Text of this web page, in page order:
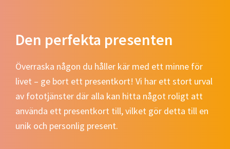
Den perfekta presenten
Överraska någon du håller kär med ett minne för
livet – ge bort ett presentkort! Vi har ett stort urval
av fototjänster där alla kan hitta något roligt att
använda ett presentkort till, vilket gör detta till en
unik och personlig present.